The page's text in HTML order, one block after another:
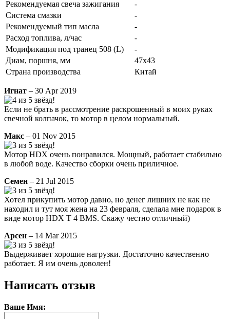
Рекомендуемая свеча зажигания
-
Система смазки
-
Рекомендуемый тип масла
-
Расход топлива, л/час
-
Модификация под транец 508 (L)
-
Диам, поршня, мм
47x43
Страна производства
Китай
Игнат – 30 Apr 2019
Если не брать в рассмотрение раскрошенный в моих руках
свечной колпачок, то мотор в целом нормальный.
Макс – 01 Nov 2015
Мотор HDX очень понравился. Мощный, работает стабильно
в любой воде. Качество сборки очень приличное.
Семен – 21 Jul 2015
Хотел прикупить мотор давно, но денег лишних не как не
находил и тут моя жена на 23 февраля, сделала мне подарок в
виде мотор HDX T 4 BMS. Скажу честно отличный)
Арсен – 14 Mar 2015
Выдерживает хорошие нагрузки. Достаточно качественно
работает. Я им очень доволен!
Написать отзыв
Ваше Имя: